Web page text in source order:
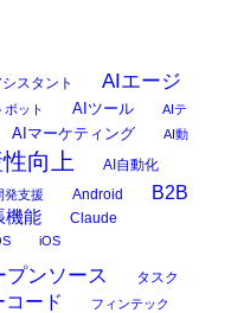
スタント
AIエージ
ボット AIツール
AIテ
AIマーケティング AI動
向上 AI自動化
発支援 Android
B2B
機能 Claude
iOS
プンソース
タスク
コード フィンテック